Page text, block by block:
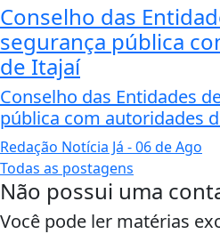
Conselho das
segurança pública
de Itajaí
Conselho das Entidades
pública com autoridades
Redação Notícia Já - 06 de Ago
Todas as postagens
Não possui uma
Você pode ler matérias